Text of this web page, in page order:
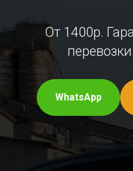
От 1400р.
WhatsApp